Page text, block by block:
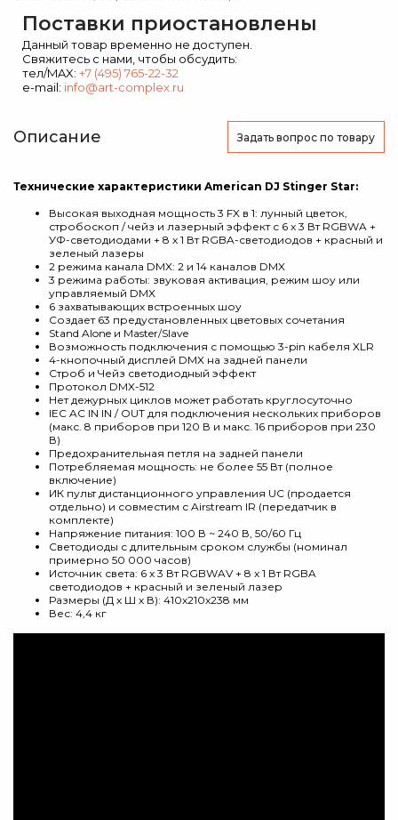
Поставки приостановлены
Данный товар временно не доступен.
Свяжитесь с нами, чтобы обсудить:
тел/MAX: +7 (495) 765-22-32
e-mail: info@art-complex.ru
Описание Задать вопрос по товару
Технические характеристики American DJ Stinger Star:
Высокая выходная мощность 3 FX в 1: лунный цветок,
стробоскоп / чейз и лазерный эффект с 6 x 3 Вт RGBWA +
УФ-светодиодами + 8 x 1 Вт RGBA-светодиодов + красный и
зеленый лазеры
2 режима канала DMX: 2 и 14 каналов DMX
3 режима работы: звуковая активация, режим шоу или
управляемый DMX
6 захватывающих встроенных шоу
Создает 63 предустановленных цветовых сочетания
Stand Alone и Master/Slave
Возможность подключения с помощью 3-pin кабеля XLR
4-кнопочный дисплей DMX на задней панели
Строб и Чейз светодиодный эффект
Протокол DMX-512
Нет дежурных циклов может работать круглосуточно
IEC AC IN IN / OUT для подключения нескольких приборов
(макс. 8 приборов при 120 В и макс. 16 приборов при 230
В)
Предохранительная петля на задней панели
Потребляемая мощность: не более 55 Вт (полное
включение)
ИК пульт дистанционного управления UC (продается
отдельно) и совместим с Airstream IR (передатчик в
комплекте)
Напряжение питания: 100 В ~ 240 В, 50/60 Гц
Светодиоды с длительным сроком службы (номинал
примерно 50 000 часов)
Источник света: 6 x 3 Вт RGBWAV + 8 x 1 Вт RGBA
светодиодов + красный и зеленый лазер
Размеры (Д х Ш х В): 410x210x238 мм
Вес: 4,4 кг